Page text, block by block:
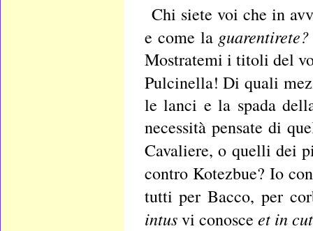
Chi siete voi che in
e come la
Mostratemi i titoli del
Pulcinella! Di quali
le lanci e la spada
necessità pensate di
Cavaliere, o quelli dei
contro Kotezbue? Io
tutti per Bacco, per
intusvi conosce et in